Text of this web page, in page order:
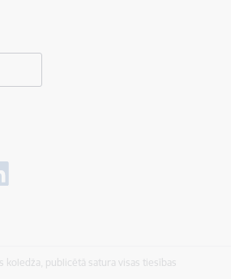
koledža, publicētā satura visas tiesības